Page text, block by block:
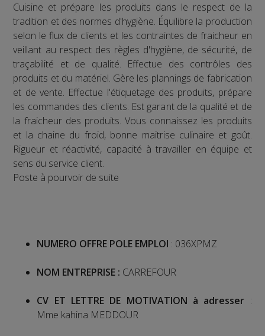
Cuisine et prépare les produits dans le respect de la
tradition et des normes d'hygiène. Équilibre la production
selon le flux de clients et les contraintes de fraicheur en
veillant au respect des règles d'hygiène, de sécurité, de
traçabilité et de qualité. Effectue des contrôles des
produits et du matériel. Gère les plannings de fabrication
et de vente. Effectue l'étiquetage des produits, prépare
les commandes des clients. Est garant de la qualité et de
la fraicheur des produits. Vous connaissez les produits
et la chaine du froid, bonne maitrise culinaire et goût.
Rigueur et réactivité, capacité à travailler en équipe et
sens du service client.
Poste à pourvoir de suite
NUMERO OFFRE POLE EMPLOI : 036XPMZ
NOM ENTREPRISE : CARREFOUR
CV ET LETTRE DE MOTIVATION à adresser :
Mme kahina MEDDOUR